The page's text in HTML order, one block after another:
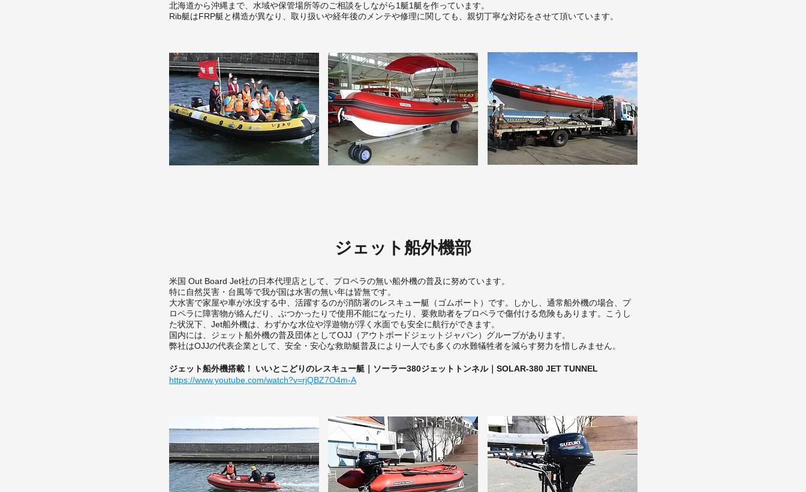
北海道から沖縄まで、水域や保管場所等のご相談をしながら1艇1艇を作っています。
Rib艇はFRP艇と構造が異なり、取り扱いや経年後のメンテや修理に関しても、親切丁寧な対応をさせて頂いています。
ジェット船外機部
米国 Out Board Jet社の日本代理店として、プロペラの無い船外機の普及に努めています。
特に自然災害・台風等で我が国は水害の無い年は皆無です。
大水害で家屋や車が水没する中、活躍するのが消防署のレスキュー艇（ゴムボート）です。しかし、通常船外機の場合、プ
ロペラに障害物が絡んだり、ぶつかったりで使用不能になったり、要救助者をプロペラで傷付ける危険もあります。こうし
た状況下、Jet船外機は、わずかな水位や浮遊物が浮く水面でも安全に航行ができます。
国内には、ジェット船外機の普及団体としてOJJ（アウトボードジェットジャパン）グループがあります。
弊社はOJJの代表企業として、安全・安心な救助艇普及により一人でも多くの水難犠牲者を減らす努力を惜しみません。
ジェット船外機搭載！ いいとこどりのレスキュー艇｜ソーラー380ジェットトンネル｜SOLAR-380 JET TUNNEL
https://www.youtube.com/watch?v=rjQBZ7O4m-A